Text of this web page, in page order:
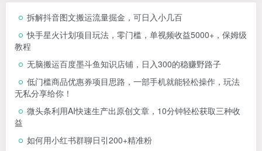
拆解抖音图文搬运流量掘金，可日入小几百
快手星火计划项目玩法，零门槛，单视频收益5000+，保姆级
教程
无脑搬运百度墨斗鱼知识店铺，日入300的稳赚野路子
低门槛商品优惠券项目思路，一部手机就能轻松操作，玩法
无私分享给你！
微头条利用AI快速生产出原创文章，10分钟轻松获取三种收
益
如何用小红书群聊日引200+精准粉